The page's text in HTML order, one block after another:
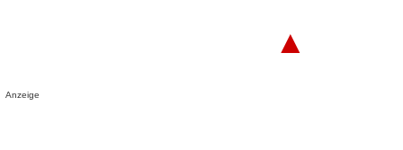
▲
Anzeige